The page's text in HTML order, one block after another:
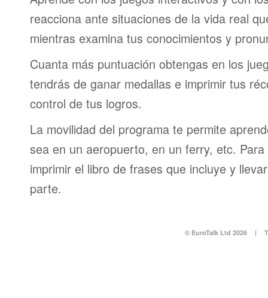
reacciona ante situaciones de la vida real
mientras examina tus conocimientos y
Cuanta más puntuación obtengas en los
tendrás de ganar medallas e imprimir tus
control de tus logros.
La movilidad del programa te permite
sea en un aeropuerto, en un ferry, etc.
imprimir el libro de frases que incluye y
parte.
© EuroTalk Ltd 2026 |